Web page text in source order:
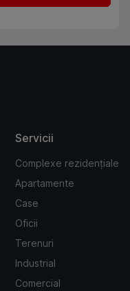
Servicii
Complexe rezidențiale
Apartamente
Case
Oficii
Terenuri
Industrial
Comercial